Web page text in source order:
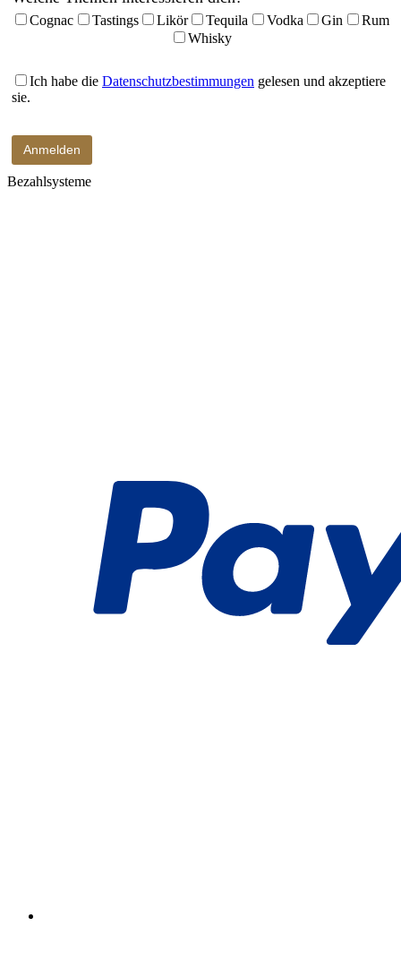
Cognac Tastings Likör Tequila Vodka Gin
Rum
Whisky
Ich habe die Datenschutzbestimmungen gelesen und akzeptiere
sie.
Bezahlsysteme